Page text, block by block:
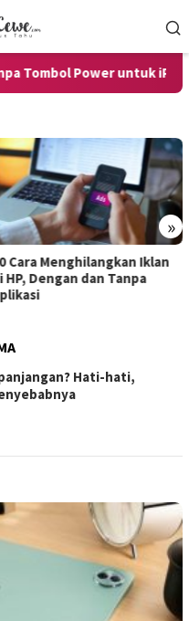
Tombol Power untuk
»
Cara Menghilangkan Iklan
HP, Dengan dan Tanpa
Hati-hati,